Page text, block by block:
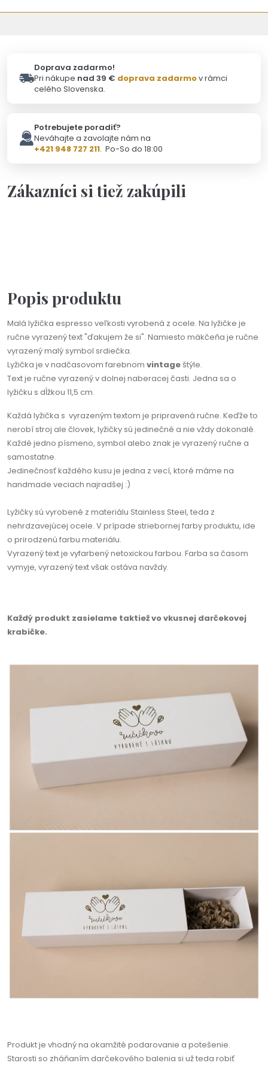
Doprava zadarmo!
Pri nákupe nad 39 € doprava zadarmov rámci
celého Slovenska.
Potrebujete poradiť?
Neváhajte a zavolajte nám na
+421 948 727 211. Po-So do 18:00
Zákazníci si tiež zakúpili
Popis produktu
Malá lyžička espresso veľkosti vyrobená z ocele. Na lyžičke je
ručne vyrazený text "ďakujem že si". Namiesto mäkčeňa je ručne
vyrazený malý symbol srdiečka.
Lyžička je v nadčasovom farebnom vintageštýle.
Text je ručne vyrazený v dolnej naberacej časti. Jedna sa o
lyžičku s dĺžkou 11,5 cm.
Každá lyžička s vyrazeným textom je pripravená ručne. Keďže to
nerobí stroj ale človek, lyžičky sú jedinečné a nie vždy dokonalé.
Každé jedno písmeno, symbol alebo znak je vyrazený ručne a
samostatne.
Jedinečnosť každého kusu je jedna z vecí, ktoré máme na
handmade veciach najradšej :)
Lyžičky sú vyrobené z materiálu Stainless Steel, teda z
nehrdzavejúcej ocele. V prípade striebornej farby produktu, ide
o prirodzenú farbu materiálu.
Vyrazený text je vyfarbený netoxickou farbou. Farba sa časom
vymyje, vyrazený text však ostáva navždy.
Každý produkt zasielame taktiež vo vkusnej darčekovej
krabičke.
Produkt je vhodný na okamžité podarovanie a potešenie.
Starosti so zháňaním darčekového balenia si už teda robiť